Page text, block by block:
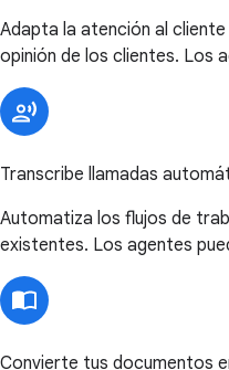
Adapta la atención al
opinión de los clientes. Los
Transcribe llamadas
Automatiza los flujos de
existentes. Los agentes
Convierte tus documentos